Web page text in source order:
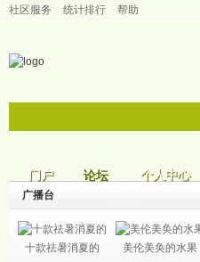
社区服务 统计排行 帮助
门户 论坛 个人中心
广播台
十款祛暑消夏的 美伦美奂的水果